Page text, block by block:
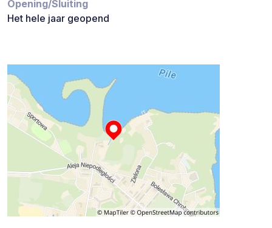
Opening/Sluiting
Het hele jaar geopend